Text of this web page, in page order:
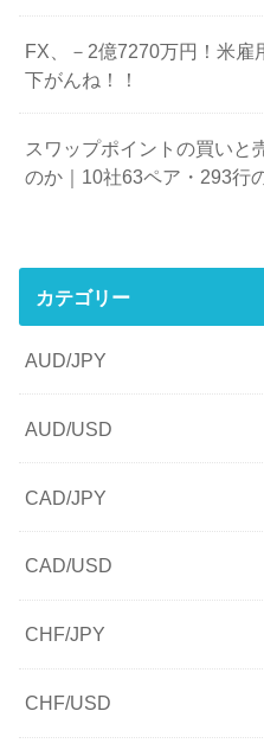
FX、－2億7270万円！米雇
下がんね！！
スワップポイントの買いと
のか｜10社63ペア・293行
カテゴリー
AUD/JPY
AUD/USD
CAD/JPY
CAD/USD
CHF/JPY
CHF/USD